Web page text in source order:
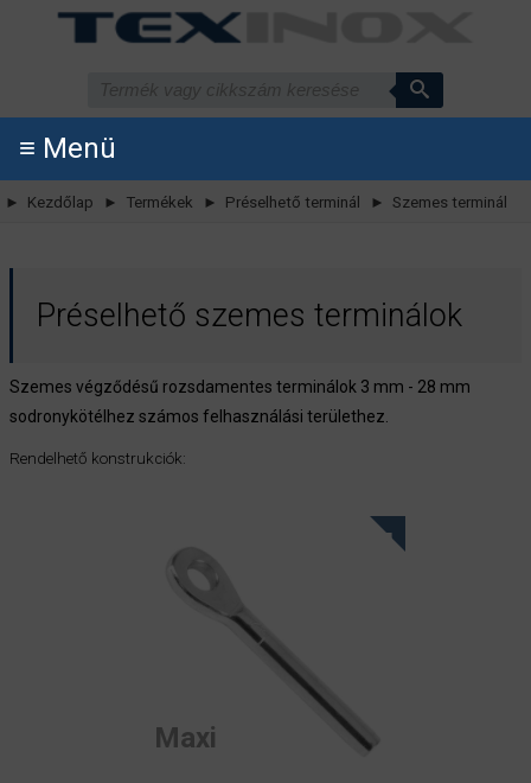
≡ Menü
► Kezdőlap ► Termékek ► Préselhető terminál ► Szemes terminál
Préselhető szemes terminálok
Szemes végződésű rozsdamentes terminálok 3 mm - 28 mm
sodronykötélhez számos felhasználási területhez.
Rendelhető konstrukciók:
Maxi